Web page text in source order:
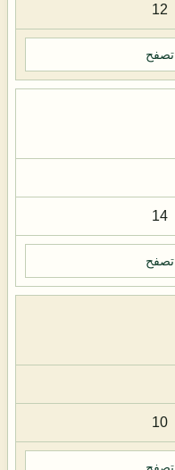
12
تصفح
14
تصفح
10
تصفح